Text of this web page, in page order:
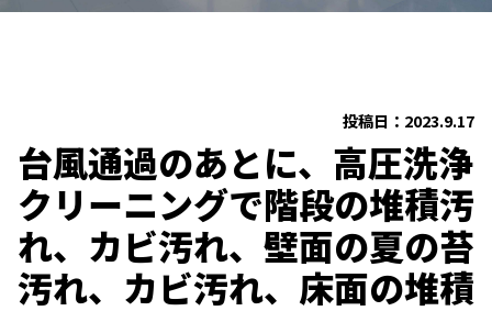
投稿日：2023.9.17
台風通過のあとに、高圧洗浄
クリーニングで階段の堆積汚
れ、カビ汚れ、壁面の夏の苔
汚れ、カビ汚れ、床面の堆積